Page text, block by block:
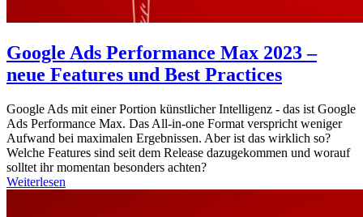
Google Ads Performance Max 2023 –
neue Features und Best Practices
Google Ads mit einer Portion künstlicher Intelligenz - das ist Google
Ads Performance Max. Das All-in-one Format verspricht weniger
Aufwand bei maximalen Ergebnissen. Aber ist das wirklich so?
Welche Features sind seit dem Release dazugekommen und worauf
solltet ihr momentan besonders achten?
Weiterlesen